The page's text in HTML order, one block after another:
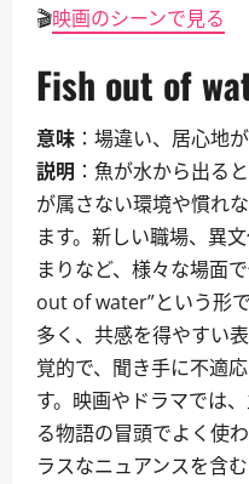
🎬映画のシーンで見る
Fish out of
意味 ：場違い、居心地
説明 ：魚が水から出る
が属さない環境や慣れ
ます。新しい職場、異
まりなど、様々な場面
out of water”という形
多く、共感を得やすい
覚的で、聞き手に不適
す。映画やドラマでは
る物語の冒頭でよく使
ラスなニュアンスを含む